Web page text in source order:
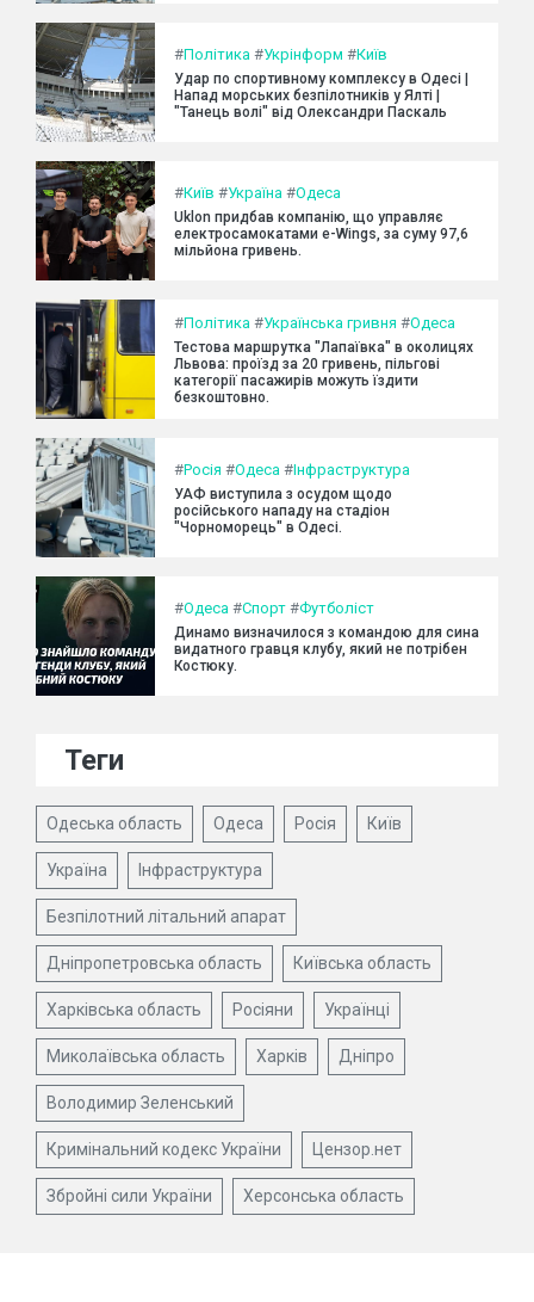
#Політика #Укрінформ #Київ
Удар по спортивному комплексу в Одесі |
Напад морських безпілотників у Ялті |
"Танець волі" від Олександри Паскаль
#Київ #Україна #Одеса
Uklon придбав компанію, що управляє
електросамокатами e-Wings, за суму 97,6
мільйона гривень.
#Політика #Українська гривня #Одеса
Тестова маршрутка "Лапаївка" в околицях
Львова: проїзд за 20 гривень, пільгові
категорії пасажирів можуть їздити
безкоштовно.
#Росія #Одеса #Інфраструктура
УАФ виступила з осудом щодо
російського нападу на стадіон
"Чорноморець" в Одесі.
#Одеса #Спорт #Футболіст
Динамо визначилося з командою для сина
видатного гравця клубу, який не потрібен
Костюку.
Теги
Одеська область Одеса Росія Київ
Україна Інфраструктура
Безпілотний літальний апарат
Дніпропетровська область Київська область
Харківська область Росіяни Українці
Миколаївська область Харків Дніпро
Володимир Зеленський
Кримінальний кодекс України Цензор.нет
Збройні сили України Херсонська область